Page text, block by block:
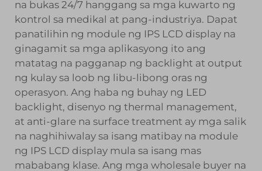
na bukas 24/7 hanggang sa mga kuwarto ng
kontrol sa medikal at pang-industriya. Dapat
panatilihin ng module ng IPS LCD display na
ginagamit sa mga aplikasyong ito ang
matatag na pagganap ng backlight at output
ng kulay sa loob ng libu-libong oras ng
operasyon. Ang haba ng buhay ng LED
backlight, disenyo ng thermal management,
at anti-glare na surface treatment ay mga salik
na naghihiwalay sa isang matibay na module
ng IPS LCD display mula sa isang mas
mababang klase. Ang mga wholesale buyer na